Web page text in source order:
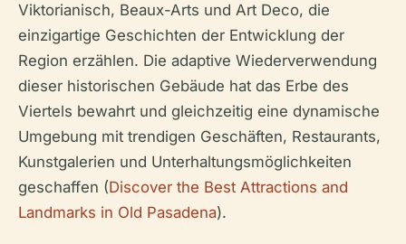
Viktorianisch, Beaux-Arts und Art Deco, die
einzigartige Geschichten der Entwicklung der
Region erzählen. Die adaptive Wiederverwendung
dieser historischen Gebäude hat das Erbe des
Viertels bewahrt und gleichzeitig eine dynamische
Umgebung mit trendigen Geschäften, Restaurants,
Kunstgalerien und Unterhaltungsmöglichkeiten
geschaffen (Discover the Best Attractions and
Landmarks in Old Pasadena).